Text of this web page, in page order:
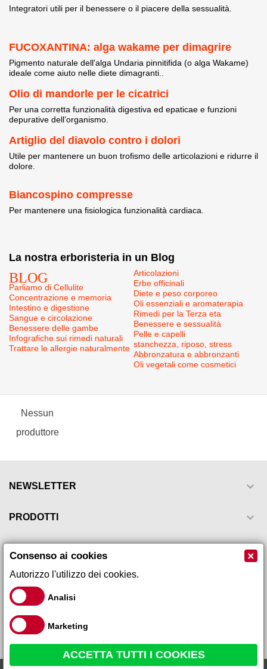
Kos - Tarassaco S.I 100ml
Integratori utili per il benessere o il piacere della sessualità.
FUCOXANTINA: alga wakame per dimagrire
Pigmento naturale dell'alga Undaria pinnitifida (o alga Wakame)
ideale come aiuto nelle diete dimagranti..
Olio di mandorle per le cicatrici
Per una corretta funzionalità digestiva ed epaticae e funzioni
depurative dell’organismo.
Artiglio del diavolo contro i dolori
Utile per mantenere un buon trofismo delle articolazioni e ridurre il
dolore.
Biancospino compresse
Per mantenere una fisiologica funzionalità cardiaca.
La nostra erboristeria in un Blog
BLOG
Parliamo di Cellulite
Concentrazione e memoria
Intestino e digestione
Sangue e circolazione
Benessere delle gambe
Infografiche sui rimedi naturali
Trattare le allergie naturalmente
Articolazioni
Erbe officinali
Diete e peso corporeo
Oli essenziali e aromaterapia
Rimedi per la Terza eta
Benessere e sessualità
Pelle e capelli
stanchezza, riposo, stress
Abbronzatura e abbronzanti
Oli vegetali come cosmetici
Nessun
produttore
NEWSLETTER 
PRODOTTI 

IL TUO ACCOUNT
Consenso ai cookies ×
Autorizzo l'utilizzo dei cookies.
Analisi
Marketing
ACCETTA TUTTI I COOKIES